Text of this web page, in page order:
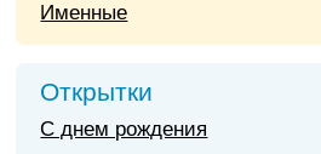
Именные
Открытки
С днем рождения